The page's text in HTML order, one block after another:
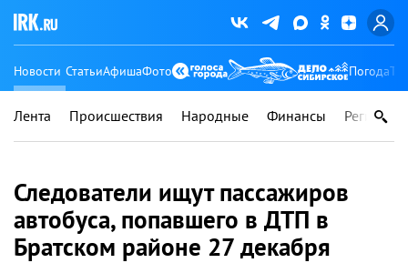
Новости СтатьиАфишаФото Погода
Лента Происшествия Народные Финансы Регионы
Следователи ищут пассажиров
автобуса, попавшего в ДТП в
Братском районе 27 декабря